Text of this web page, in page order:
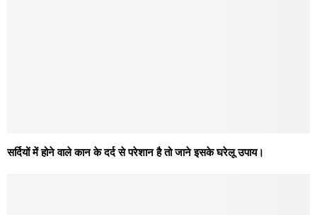
सर्दियों में होने वाले कान के दर्द से परेशान है तो जाने इसके घरेलू उपाय।